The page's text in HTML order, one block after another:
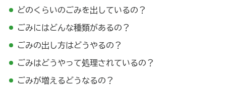
どのくらいのごみを出しているの？
ごみにはどんな種類があるの？
ごみの出し方はどうやるの？
ごみはどうやって処理されているの？
ごみが増えるどうなるの？